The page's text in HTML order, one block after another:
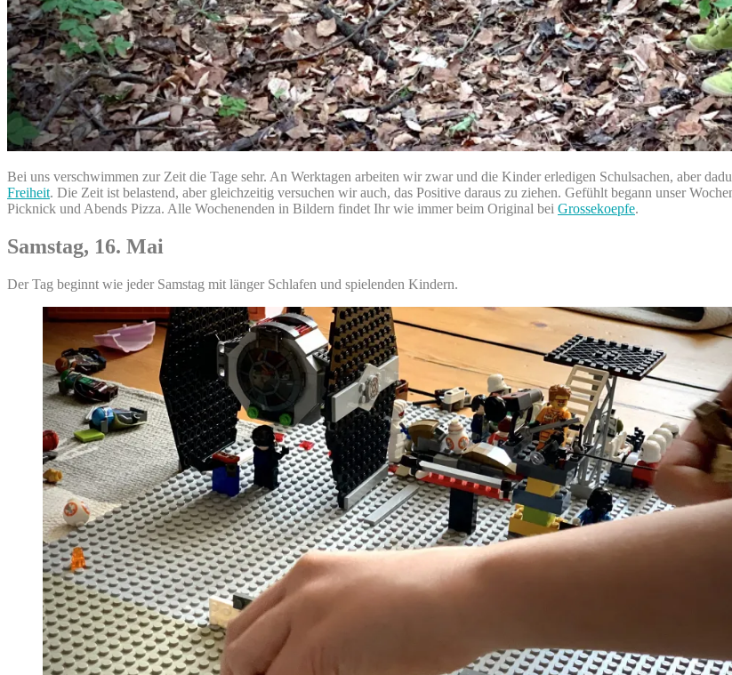
Bei uns verschwimmen zur Zeit die Tage sehr. An Werktagen arbeiten wir zwar und die Kinder erledigen Schulsachen, aber
Freiheit. Die Zeit ist belastend, aber gleichzeitig versuchen wir auch, das Positive daraus zu ziehen. Gefühlt begann unser
Picknick und Abends Pizza. Alle Wochenenden in Bildern findet Ihr wie immer beim Original bei Grossekoepfe.
Samstag, 16. Mai
Der Tag beginnt wie jeder Samstag mit länger Schlafen und spielenden Kindern.